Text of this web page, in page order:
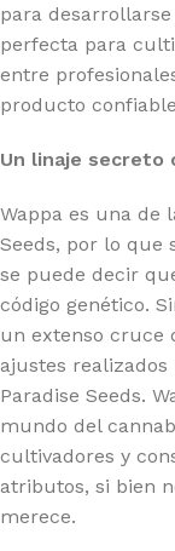
para
perfecta para
entre
producto
Un linaje secreto
Wappa es una de
Seeds, por lo que
se puede decir
código genético.
un extenso cruce
ajustes
Paradise Seeds.
mundo del
cultivadores y
atributos, si bien
merece.